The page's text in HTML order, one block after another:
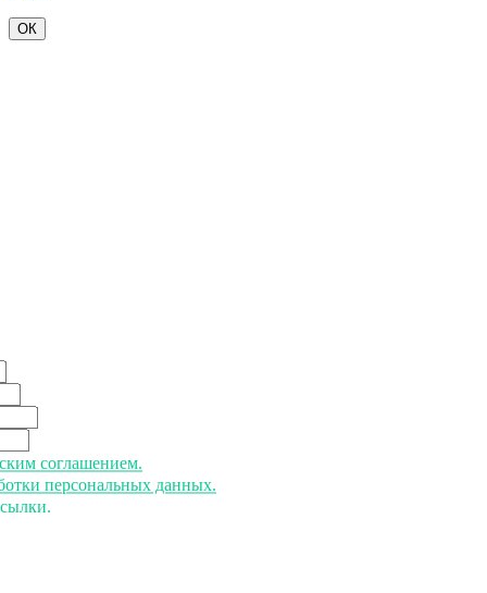
ОК
соглашением.
персональных данных.